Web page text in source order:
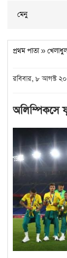
মেনু
প্রথম পাতা»
রবিবার, ৮ আগস্ট
অলিম্পিকসে